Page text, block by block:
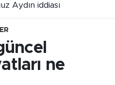
Aydın iddiası
ne
ve Fikstür